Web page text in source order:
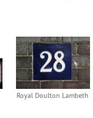
Royal Doulton Lambeth